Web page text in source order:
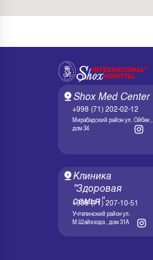
Мирабадский район ул. Ойбек ,
дом 34
+998 (71) 202-02-12
Shox Med Center
Учтепинский район ул.
М.Шайхзода , дом 31А
+998 (71) 207-10-51
Клиника
"Здоровая
семья"